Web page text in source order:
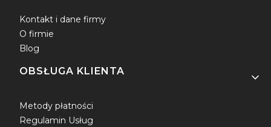
Kontakt i dane firmy
O firmie
Blog
OBSŁUGA KLIENTA
Metody płatności
Regulamin Usług